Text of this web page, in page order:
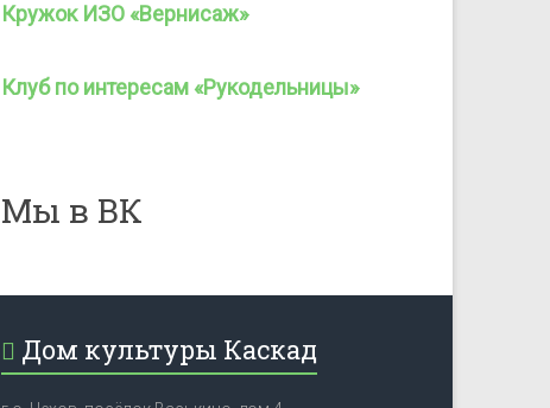
Кружок ИЗО «Вернисаж»
Клуб по интересам «Рукодельницы»
Мы в ВК
Дом культуры Каскад